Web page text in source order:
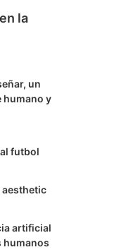
la
un
humano y
futbol
artificial
humanos